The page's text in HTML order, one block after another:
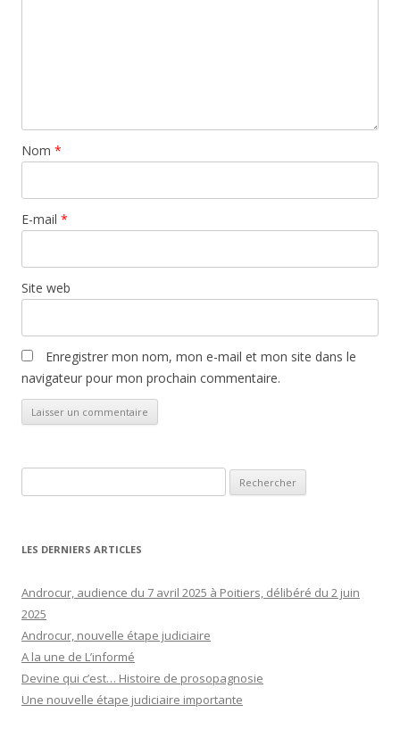
Nom *
E-mail *
Site web
Enregistrer mon nom, mon e-mail et mon site dans le
navigateur pour mon prochain commentaire.
LES DERNIERS ARTICLES
Androcur, audience du 7 avril 2025 à Poitiers, délibéré du 2 juin
2025
Androcur, nouvelle étape judiciaire
A la une de L’informé
Devine qui c’est… Histoire de prosopagnosie
Une nouvelle étape judiciaire importante